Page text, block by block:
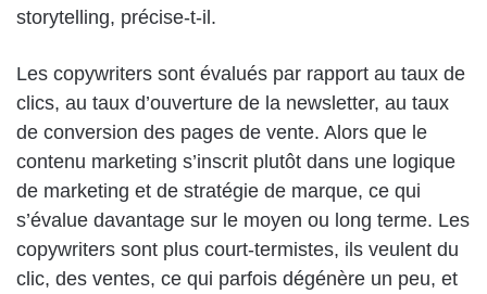
storytelling, précise-t-il.
Les copywriters sont évalués par rapport au taux de
clics, au taux d’ouverture de la newsletter, au taux
de conversion des pages de vente. Alors que le
contenu marketing s’inscrit plutôt dans une logique
de marketing et de stratégie de marque, ce qui
s’évalue davantage sur le moyen ou long terme. Les
copywriters sont plus court-termistes, ils veulent du
clic, des ventes, ce qui parfois dégénère un peu, et